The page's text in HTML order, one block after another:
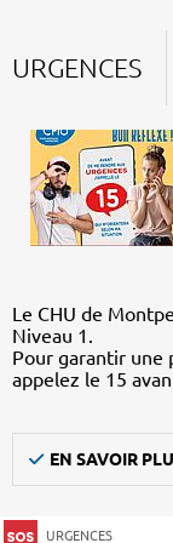
URGENCES
Le CHU de
Niveau 1.
Pour garantir une
appelez le 15
EN SAVOIR
URGENCES